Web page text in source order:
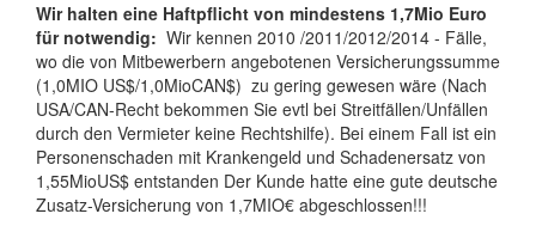
Wir halten eine Haftpflicht von mindestens 1,7Mio Euro
für notwendig: Wir kennen 2010 /2011/2012/2014 - Fälle,
wo die von Mitbewerbern angebotenen Versicherungssumme
(1,0MIO US$/1,0MioCAN$) zu gering gewesen wäre (Nach
USA/CAN-Recht bekommen Sie evtl bei Streitfällen/Unfällen
durch den Vermieter keine Rechtshilfe). Bei einem Fall ist ein
Personenschaden mit Krankengeld und Schadenersatz von
1,55MioUS$ entstanden Der Kunde hatte eine gute deutsche
Zusatz-Versicherung von 1,7MIO€ abgeschlossen!!!